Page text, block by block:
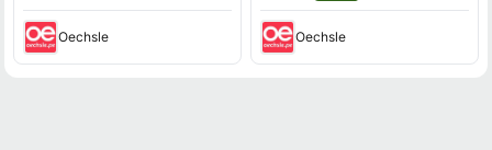
Oechsle Oechsle